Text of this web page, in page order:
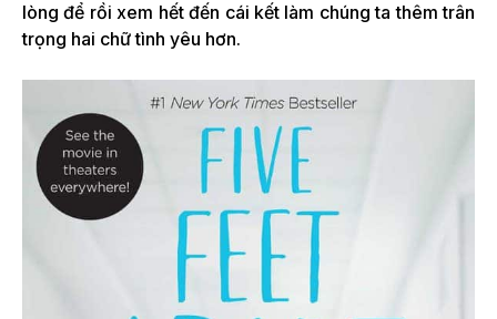
lòng để rồi xem hết đến cái kết làm chúng ta thêm trân
trọng hai chữ tình yêu hơn.